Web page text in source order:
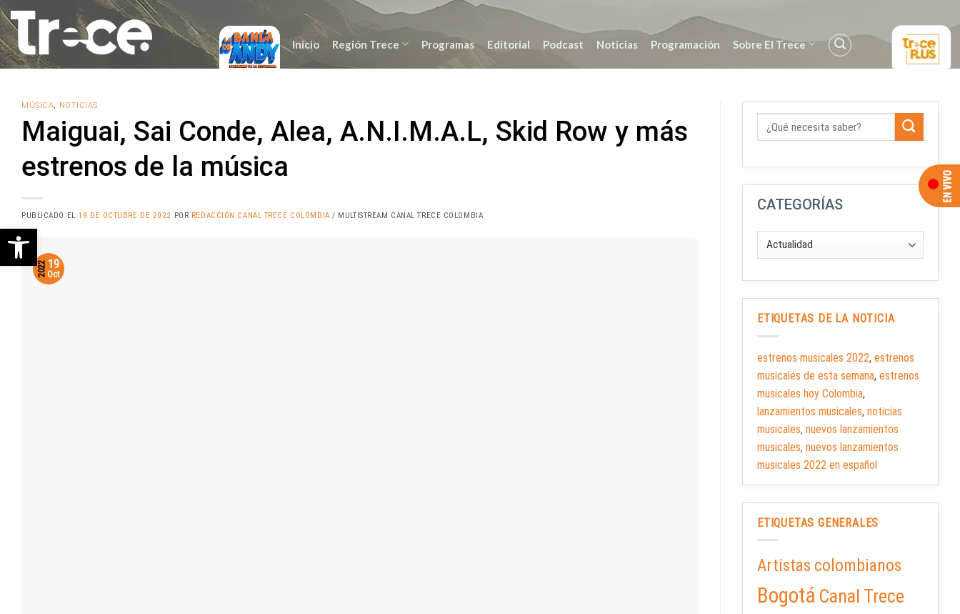
Saltar
al
contenido
Inicio Región Trece Programas Editorial Podcast Noticias Programación Sobre El Trece
MÚSICA, NOTICIAS
Maiguai, Sai Conde, Alea, A.N.I.M.A.L, Skid Row y más
estrenos de la música
PUBLICADO EL 19 DE OCTUBRE DE 2022 POR REDACCIÓN CANAL TRECE COLOMBIA / MULTISTREAM CANAL TRECE COLOMBIA
19
Oct
2022
CATEGORÍAS
ETIQUETAS DE LA NOTICIA
estrenos musicales 2022, estrenos
musicales de esta semana, estrenos
musicales hoy Colombia,
lanzamientos musicales, noticias
musicales, nuevos lanzamientos
musicales, nuevos lanzamientos
musicales 2022 en español
ETIQUETAS GENERALES
Artistas colombianos
Bogotá Canal Trece
Abrir barra de herramientas